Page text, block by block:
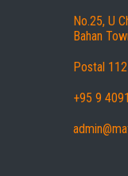
No.25, U
Bahan
Postal
+95 9